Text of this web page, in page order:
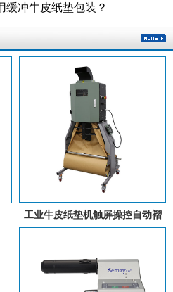
缓冲牛皮纸垫包装？
工业牛皮纸垫机触屏操控自动褶